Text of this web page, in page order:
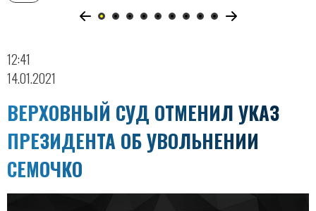
12:41
14.01.2021
ВЕРХОВНЫЙ СУД ОТМЕНИЛ УКАЗ
ПРЕЗИДЕНТА ОБ УВОЛЬНЕНИИ
СЕМОЧКО